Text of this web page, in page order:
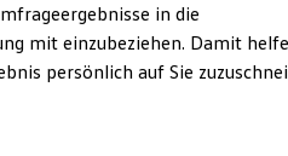
bei Volkswagen
in die
mit einzubeziehen. Damit
persönlich auf Sie